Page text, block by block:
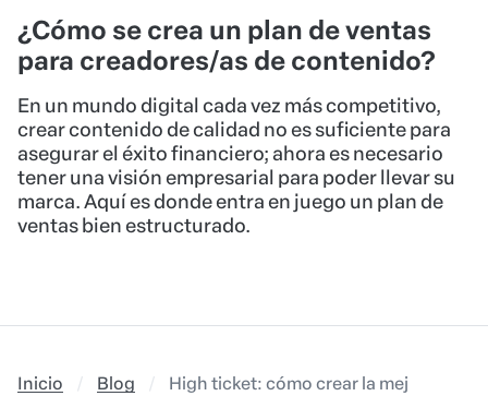
¿Cómo se crea un plan de ventas
para creadores/as de contenido?
En un mundo digital cada vez más competitivo,
crear contenido de calidad no es suficiente para
asegurar el éxito financiero; ahora es necesario
tener una visión empresarial para poder llevar su
marca. Aquí es donde entra en juego un plan de
ventas bien estructurado.
Inicio Blog High ticket: cómo crear la mejor